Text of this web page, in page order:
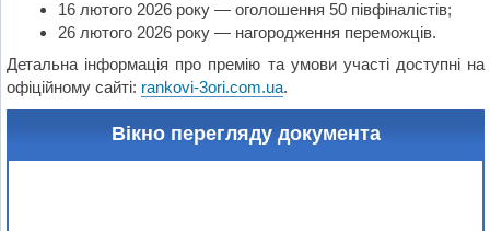
16 лютого 2026 року — оголошення 50 півфіналістів;
26 лютого 2026 року — нагородження переможців.
Детальна інформація про премію та умови участі доступні на
офіційному сайті: rankovi-3ori.com.ua.
Вікно перегляду документа